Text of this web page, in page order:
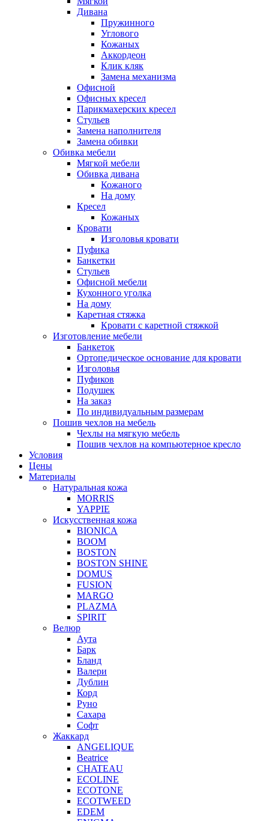
Дивана
Пружинного
Углового
Кожаных
Аккордеон
Клик кляк
Замена механизма
Офисной
Офисных кресел
Парикмахерских кресел
Стульев
Замена наполнителя
Замена обивки
Обивка мебели
Мягкой мебели
Обивка дивана
Кожаного
На дому
Кресел
Кожаных
Кровати
Изголовья кровати
Пуфика
Банкетки
Стульев
Офисной мебели
Кухонного уголка
На дому
Каретная стяжка
Кровати с каретной стяжкой
Изготовление мебели
Банкеток
Ортопедическое основание для кровати
Изголовья
Пуфиков
Подушек
На заказ
По индивидуальным размерам
Пошив чехлов на мебель
Чехлы на мягкую мебель
Пошив чехлов на компьютерное кресло
Условия
Цены
Материалы
Натуральная кожа
MORRIS
YAPPIE
Искусственная кожа
BIONICA
BOOM
BOSTON
BOSTON SHINE
DOMUS
FUSION
MARGO
PLAZMA
SPIRIT
Велюр
Аута
Барк
Бланд
Валери
Дублин
Корд
Руно
Сахара
Софт
Жаккард
ANGELIQUE
Beatrice
CHATEAU
ECOLINE
ECOTONE
ECOTWEED
EDEM